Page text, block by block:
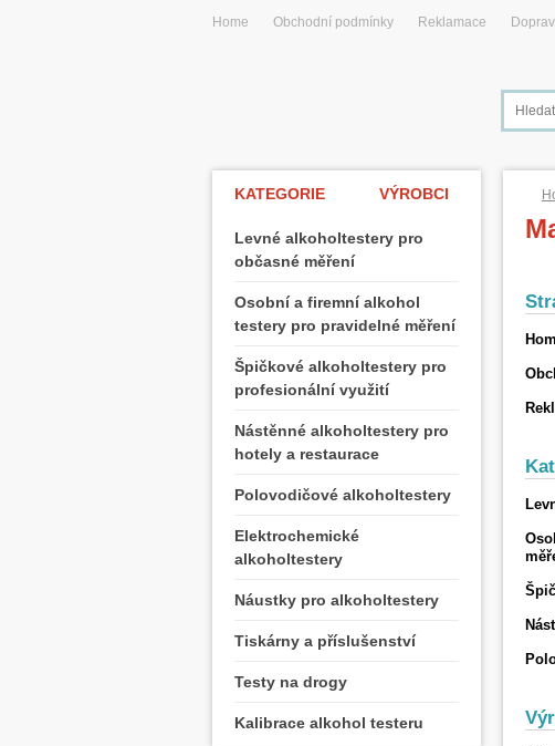
Home Obchodní podmínky Reklamace
KATEGORIE VÝROBCI
Levné alkoholtestery pro
občasné měření
Osobní a firemní alkohol
testery pro pravidelné měření
Špičkové alkoholtestery pro
profesionální využití
Nástěnné alkoholtestery pro
hotely a restaurace
Polovodičové alkoholtestery
Elektrochemické
alkoholtestery
Náustky pro alkoholtestery
Tiskárny a příslušenství
Testy na drogy
Kalibrace alkohol testeru